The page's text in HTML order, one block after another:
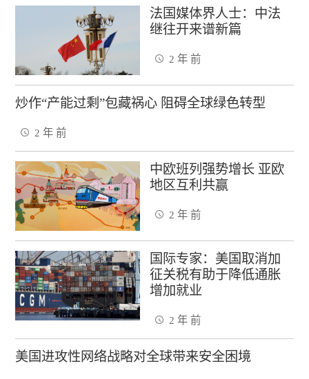
法国媒体界人士：中法
继往开来谱新篇
2 年 前
炒作“产能过剩”包藏祸心 阻碍全球绿色转型
2 年 前
中欧班列强势增长 亚欧
地区互利共赢
2 年 前
国际专家：美国取消加
征关税有助于降低通胀
增加就业
2 年 前
美国进攻性网络战略对全球带来安全困境